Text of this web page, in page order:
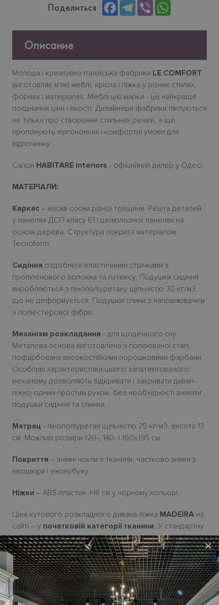
×
Поделиться FacebookTelegram
Viber
Описание
Молода і креативна італійська фабрика LE COMFORT
виготовляє м'які меблі, крісла і ліжка у різних стилях,
формах і матеріалах. Меблі цієї марки - це найкраще
поєднання ціни і якості. Дизайнери фабрики піклуються
не тільки про створення стильних речей, а ще
пропонують ергономічнi і комфортнi умови для
відпочинку.
Салон HABITARE interiors - офіцийний дилер у Одесі.
МАТЕРІАЛИ:
Каркас – масив сосни різної товщини. Решта деталей
у панелях ДСП класу Е1 і целюлозних панелях на
основі дерева. Структура покрита матеріалом
Tecnoform.
Сидіння оздоблені еластичними стрічками з
пропіленового волокна та латексу. Подушки сидіння
виробляються з пінополіуретану щільністю 30 кг/м3,
що не деформується. Подушки спини з наповнювачем
з поліестерової фібри.
Механізм розкладання - для щоденного сну.
Металева основа виготовлена з полірованої сталі,
пофарбована високостійкими порошковими фарбами.
Особливі характеристики цього запатентованого
механізму дозволяють відкривати і закривати диван-
ліжко одним простим рухом, без необхідності знімати
подушки сидіння та спинки.
Матрац - пінополіуретан щільністю 25 кг/м3, висота 13
см. Можливі розміри 120-, 140- і 160х195 см.
Покриття – знiмнi чохли з тканини, частково знiмнi з
екошкiри і еконубуку.
Ніжки – ABS-пластик H8 см у чорному кольорі.
Ціна кутового розкладного дивана-ліжка MADEIRA на
сайті – у початковій категорії тканини. У стандартну
комплектаціюм’яких меблів не входять декоративні
подушки,ціну наякі треба обчислювати додатково.
Можливі розміри лінійногодивана-ліжка з
підлокітниками Style: